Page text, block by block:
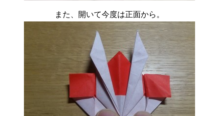
また、開いて今度は正面から。